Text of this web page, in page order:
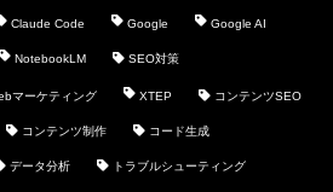
Claude Code Google Google AI
NotebookLM SEO対策
マーケティング XTEP コンテンツSEO
コンテンツ制作 コード生成
データ分析 トラブルシューティング